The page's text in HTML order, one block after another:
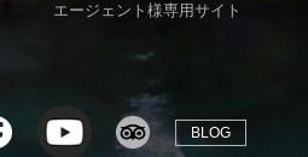
エージェント様専用サイト
BLOG